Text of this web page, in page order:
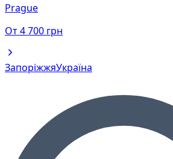
Prague
От4 700 грн
ЗапоріжжяУкраїна